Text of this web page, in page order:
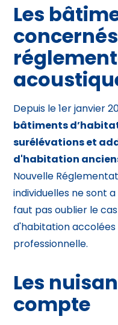
Les
Depuis le 1er janvier
bâtiments
surélévations et
d'habitation
Nouvelle
individuelles ne sont
faut pas oublier le
d'habitation accolées
professionnelle.
Les
compte